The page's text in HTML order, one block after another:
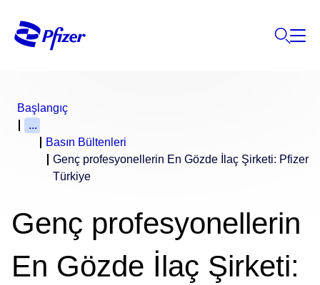
Başlangıç
...
Basın Bültenleri
Genç profesyonellerin En Gözde İlaç Şirketi: Pfizer
Türkiye
Genç profesyonellerin
En Gözde İlaç Şirketi: